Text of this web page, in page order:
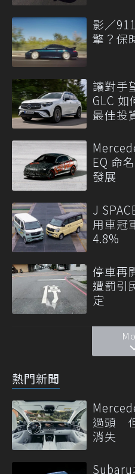
影／
擎？保
讓對手
GLC 如
最佳投
EQ 命
發展
J
用車冠
4.8%
停車再
遭罰引
定
熱門新聞
過頭
消失